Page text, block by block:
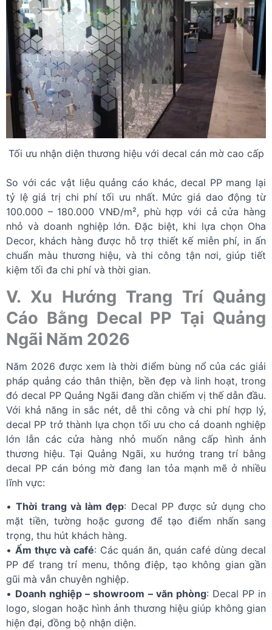
Tối ưu nhận diện thương hiệu với decal cán mờ cao cấp
So với các vật liệu quảng cáo khác, decal PP mang lại
tỷ lệ giá trị chi phí tối ưu nhất. Mức giá dao động từ
100.000 – 180.000 VNĐ/m², phù hợp với cả cửa hàng
nhỏ và doanh nghiệp lớn. Đặc biệt, khi lựa chọn Oha
Decor, khách hàng được hỗ trợ thiết kế miễn phí, in ấn
chuẩn màu thương hiệu, và thi công tận nơi, giúp tiết
kiệm tối đa chi phí và thời gian.
V. Xu Hướng Trang Trí Quảng
Cáo Bằng Decal PP Tại Quảng
Ngãi Năm 2026
Năm 2026 được xem là thời điểm bùng nổ của các giải
pháp quảng cáo thân thiện, bền đẹp và linh hoạt, trong
đó decal PP Quảng Ngãi đang dần chiếm vị thế dẫn đầu.
Với khả năng in sắc nét, dễ thi công và chi phí hợp lý,
decal PP trở thành lựa chọn tối ưu cho cả doanh nghiệp
lớn lẫn các cửa hàng nhỏ muốn nâng cấp hình ảnh
thương hiệu. Tại Quảng Ngãi, xu hướng trang trí bằng
decal PP cán bóng mờ đang lan tỏa mạnh mẽ ở nhiều
lĩnh vực:
•Thời trang và làm đẹp: Decal PP được sử dụng cho
mặt tiền, tường hoặc gương để tạo điểm nhấn sang
trọng, thu hút khách hàng.
• Ẩm thực và café: Các quán ăn, quán café dùng decal
PP để trang trí menu, thông điệp, tạo không gian gần
gũi mà vẫn chuyên nghiệp.
• Doanh nghiệp – showroom – văn phòng: Decal PP in
logo, slogan hoặc hình ảnh thương hiệu giúp không gian
hiện đại, đồng bộ nhận diện.